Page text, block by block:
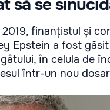
să se
2019, finanțistul și
Epstein a fost
în celula de
într-un nou